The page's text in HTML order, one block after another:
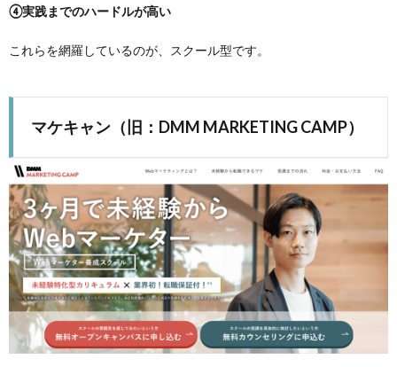
ルワー
【WEB
ア】
WEBマ
ーケテ
ィング
学習
5.1.
ferret
5.2.
MarkeZine
5.3.
④実践までのハードルが高い
これらを網羅しているのが、スクール型です。
マケキャン（旧：DMM MARKETING CAMP）